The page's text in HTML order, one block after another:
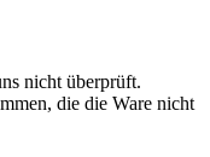
nicht überprüft.
die die Ware nicht